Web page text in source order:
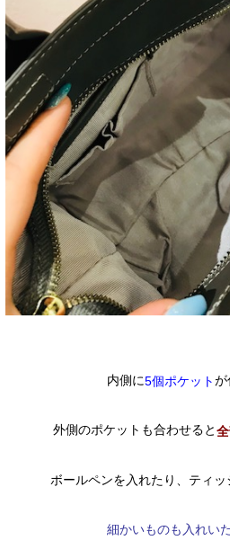
内側に5個ポケットが
外側のポケットも合わせると
ボールペンを入れたり、ティ
細かいものも入れい